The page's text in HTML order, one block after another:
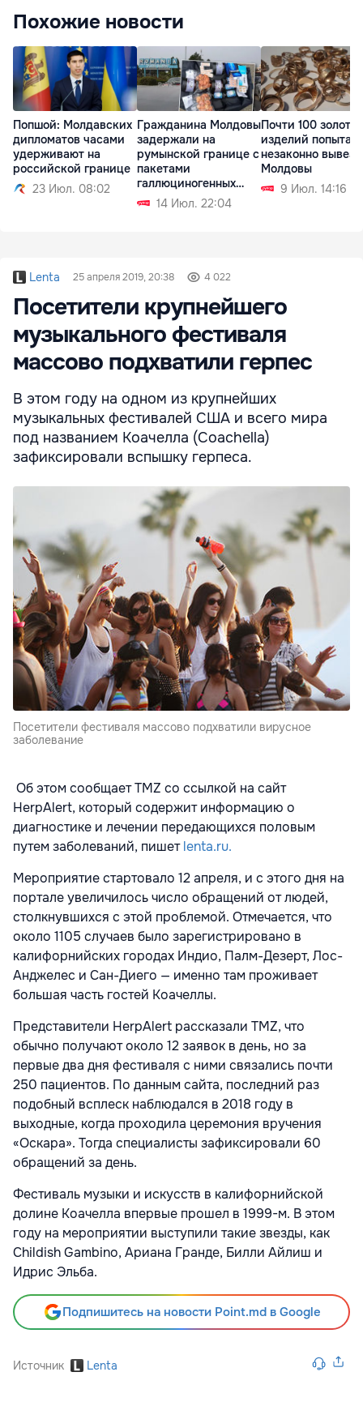
Похожие новости
Попшой: Молдавских
дипломатов часами
удерживают на
российской границе
23 Июл. 08:02
Гражданина Молдовы
задержали на
румынской границе с
пакетами
галлюциногенных
грибов14 Июл. 22:04
Почти 100
изделий
незаконно
Молдовы
9 Июл. 14:16
Lenta 25 апреля 2019, 20:38 4 022
Посетители крупнейшего
музыкального фестиваля
массово подхватили герпес
В этом году на одном из крупнейших
музыкальных фестивалей США и всего мира
под названием Коачелла (Coachella)
зафиксировали вспышку герпеса.
Посетители фестиваля массово подхватили вирусное
заболевание
Об этом сообщает TMZ со ссылкой на сайт
HerpAlert, который содержит информацию о
диагностике и лечении передающихся половым
путем заболеваний, пишетlenta.ru.
Мероприятие стартовало 12 апреля, и с этого дня на
портале увеличилось число обращений от людей,
столкнувшихся с этой проблемой. Отмечается, что
около 1105 случаев было зарегистрировано в
калифорнийских городах Индио, Палм-Дезерт, Лос-
Анджелес и Сан-Диего — именно там проживает
большая часть гостей Коачеллы.
Представители HerpAlert рассказали TMZ, что
обычно получают около 12 заявок в день, но за
первые два дня фестиваля с ними связались почти
250 пациентов. По данным сайта, последний раз
подобный всплеск наблюдался в 2018 году в
выходные, когда проходила церемония вручения
«Оскара». Тогда специалисты зафиксировали 60
обращений за день.
Фестиваль музыки и искусств в калифорнийской
долине Коачелла впервые прошел в 1999-м. В этом
году на мероприятии выступили такие звезды, как
Childish Gambino, Ариана Гранде, Билли Айлиш и
Идрис Эльба.
Подпишитесь на новости Point.md в Google
Источник Lenta